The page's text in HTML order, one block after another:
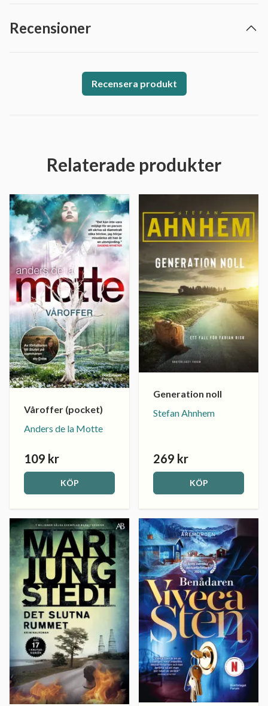
Recensioner
Recensera produkt
Relaterade produkter
Våroffer (pocket)
Anders de la Motte
109 kr
KÖP
Generation noll
Stefan Ahnhem
269 kr
KÖP